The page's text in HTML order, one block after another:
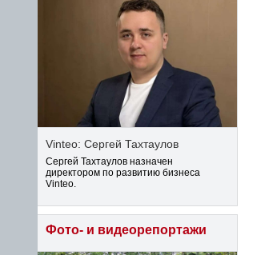
Vinteo: Сергей Тахтаулов
Сергей Тахтаулов назначен
директором по развитию бизнеса
Vinteo.
Фото- и видеорепортажи